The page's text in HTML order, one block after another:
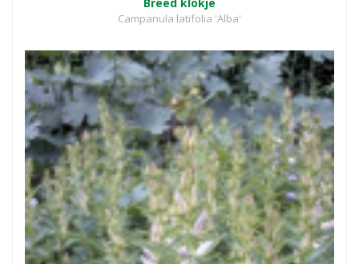
Campanula latifolia 'Alba'